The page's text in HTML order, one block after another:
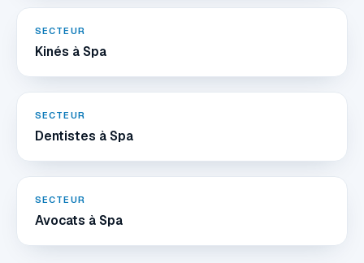
SECTEUR
Kinés à Spa
SECTEUR
Dentistes à Spa
SECTEUR
Avocats à Spa